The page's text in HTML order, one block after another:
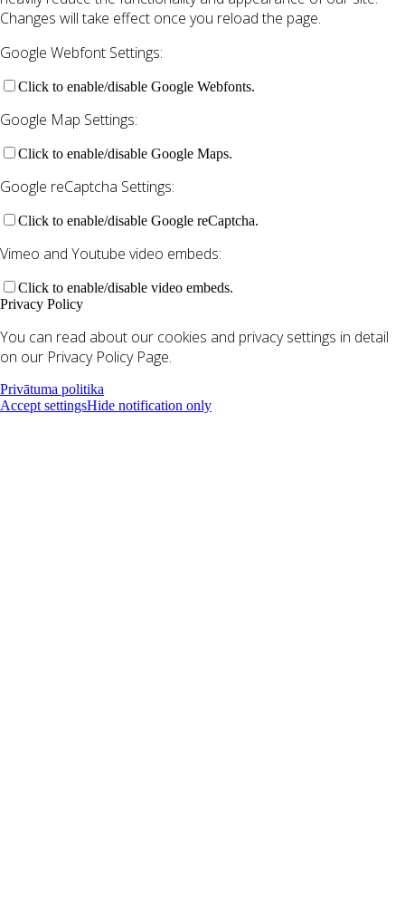
Changes will take effect once you reload the page.
Google Webfont Settings:
Click to enable/disable Google Webfonts.
Google Map Settings:
Click to enable/disable Google Maps.
Google reCaptcha Settings:
Click to enable/disable Google reCaptcha.
Vimeo and Youtube video embeds:
Click to enable/disable video embeds.
Privacy Policy
You can read about our cookies and privacy settings in detail
on our Privacy Policy Page.
Privātuma politika
Accept settingsHide notification only